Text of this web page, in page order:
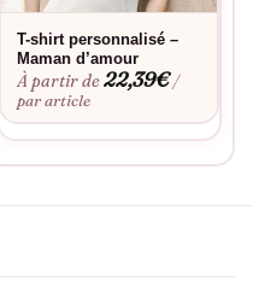
T-shirt personnalisé –
Maman d’amour
À partir de22,39€ /
par article